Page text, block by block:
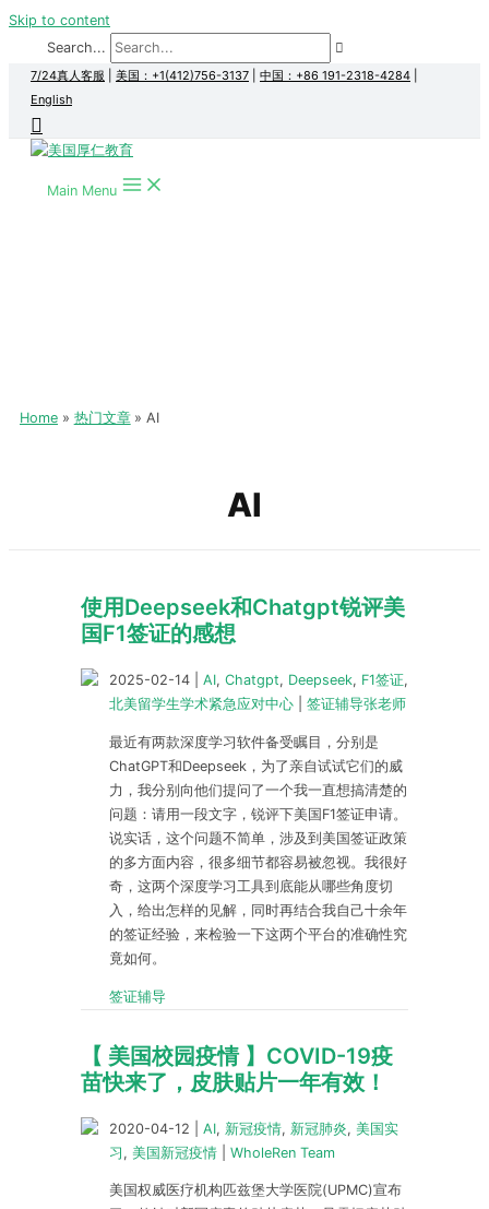
Skip to content
Search...
7/24真人客服 美国：+1(412)756-3137 中国：+86 191-2318-4284
English
Main Menu
Home 热门文章 AI
AI
使用Deepseek和Chatgpt锐评美
国F1签证的感想
2025-02-14 AI, Chatgpt, Deepseek, F1签证,
北美留学生学术紧急应对中心
签证辅导张老师
最近有两款深度学习软件备受瞩目，分别是
ChatGPT和Deepseek，为了亲自试试它们的威
力，我分别向他们提问了一个我一直想搞清楚的
问题：请用一段文字，锐评下美国F1签证申请。
说实话，这个问题不简单，涉及到美国签证政策
的多方面内容，很多细节都容易被忽视。我很好
奇，这两个深度学习工具到底能从哪些角度切
入，给出怎样的见解，同时再结合我自己十余年
的签证经验，来检验一下这两个平台的准确性究
竟如何。
签证辅导
【 美国校园疫情 】COVID-19疫
苗快来了，皮肤贴片一年有效！
2020-04-12 AI, 新冠疫情, 新冠肺炎, 美国实
习 , 美国新冠疫情 WholeRen Team
美国权威医疗机构匹兹堡大学医院(UPMC)宣布